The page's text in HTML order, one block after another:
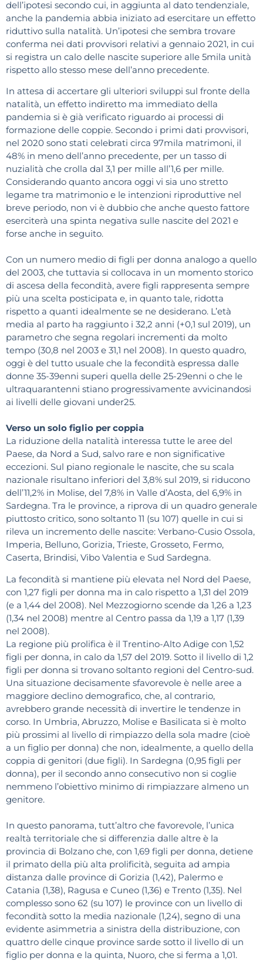
dell’ipotesi secondo cui, in aggiunta al dato tendenziale,
anche la pandemia abbia iniziato ad esercitare un effetto
riduttivo sulla natalità. Un’ipotesi che sembra trovare
conferma nei dati provvisori relativi a gennaio 2021, in cui
si registra un calo delle nascite superiore alle 5mila unità
rispetto allo stesso mese dell’anno precedente.
In attesa di accertare gli ulteriori sviluppi sul fronte della
natalità, un effetto indiretto ma immediato della
pandemia si è già verificato riguardo ai processi di
formazione delle coppie. Secondo i primi dati provvisori,
nel 2020 sono stati celebrati circa 97mila matrimoni, il
48% in meno dell’anno precedente, per un tasso di
nuzialità che crolla dal 3,1 per mille all’1,6 per mille.
Considerando quanto ancora oggi vi sia uno stretto
legame tra matrimonio e le intenzioni riproduttive nel
breve periodo, non vi è dubbio che anche questo fattore
eserciterà una spinta negativa sulle nascite del 2021 e
forse anche in seguito.
Con un numero medio di figli per donna analogo a quello
del 2003, che tuttavia si collocava in un momento storico
di ascesa della fecondità, avere figli rappresenta sempre
più una scelta posticipata e, in quanto tale, ridotta
rispetto a quanti idealmente se ne desiderano. L’età
media al parto ha raggiunto i 32,2 anni (+0,1 sul 2019), un
parametro che segna regolari incrementi da molto
tempo (30,8 nel 2003 e 31,1 nel 2008). In questo quadro,
oggi è del tutto usuale che la fecondità espressa dalle
donne 35-39enni superi quella delle 25-29enni o che le
ultraquarantenni stiano progressivamente avvicinandosi
ai livelli delle giovani under25.
Verso un solo figlio per coppia
La riduzione della natalità interessa tutte le aree del
Paese, da Nord a Sud, salvo rare e non significative
eccezioni. Sul piano regionale le nascite, che su scala
nazionale risultano inferiori del 3,8% sul 2019, si riducono
dell’11,2% in Molise, del 7,8% in Valle d’Aosta, del 6,9% in
Sardegna. Tra le province, a riprova di un quadro generale
piuttosto critico, sono soltanto 11 (su 107) quelle in cui si
rileva un incremento delle nascite: Verbano-Cusio Ossola,
Imperia, Belluno, Gorizia, Trieste, Grosseto, Fermo,
Caserta, Brindisi, Vibo Valentia e Sud Sardegna.
La fecondità si mantiene più elevata nel Nord del Paese,
con 1,27 figli per donna ma in calo rispetto a 1,31 del 2019
(e a 1,44 del 2008). Nel Mezzogiorno scende da 1,26 a 1,23
(1,34 nel 2008) mentre al Centro passa da 1,19 a 1,17 (1,39
nel 2008).
La regione più prolifica è il Trentino-Alto Adige con 1,52
figli per donna, in calo da 1,57 del 2019. Sotto il livello di 1,2
figli per donna si trovano soltanto regioni del Centro-sud.
Una situazione decisamente sfavorevole è nelle aree a
maggiore declino demografico, che, al contrario,
avrebbero grande necessità di invertire le tendenze in
corso. In Umbria, Abruzzo, Molise e Basilicata si è molto
più prossimi al livello di rimpiazzo della sola madre (cioè
a un figlio per donna) che non, idealmente, a quello della
coppia di genitori (due figli). In Sardegna (0,95 figli per
donna), per il secondo anno consecutivo non si coglie
nemmeno l’obiettivo minimo di rimpiazzare almeno un
genitore.
In questo panorama, tutt’altro che favorevole, l’unica
realtà territoriale che si differenzia dalle altre è la
provincia di Bolzano che, con 1,69 figli per donna, detiene
il primato della più alta prolificità, seguita ad ampia
distanza dalle province di Gorizia (1,42), Palermo e
Catania (1,38), Ragusa e Cuneo (1,36) e Trento (1,35). Nel
complesso sono 62 (su 107) le province con un livello di
fecondità sotto la media nazionale (1,24), segno di una
evidente asimmetria a sinistra della distribuzione, con
quattro delle cinque province sarde sotto il livello di un
figlio per donna e la quinta, Nuoro, che si ferma a 1,01.